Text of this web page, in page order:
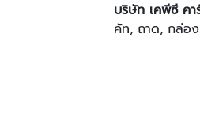
บริษัท เคพีซี ค
คัท, ถาด, กล่อ